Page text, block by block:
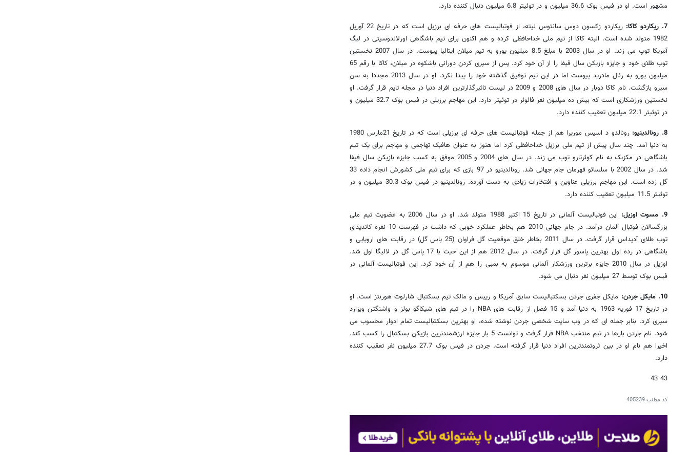
مشهور است. او در فیس بوک 36.6 میلیون و در توئیتر 6.8 میلیون دنبال کننده دارد.
7. ریکاردو کاکا:
ریکاردو زکسون دوس سانتوس لیته، از فوتبالیست های حرفه ای برزیل است که در تاریخ 22 آوریل
1982 متولد شده است. البته کاکا از تیم ملی خداحافظی کرده و هم اکنون برای تیم باشگاهی اورلاندوسیتی در لیگ
آمریکا توپ می زند. او در سال 2003 با مبلغ 8.5 میلیون یورو به تیم میلان ایتالیا پیوست. در سال 2007 نخستین
توپ طلای خود و جایزه بازیکن سال فیفا را از آن خود کرد. پس از سپری کردن دورانی باشکوه در میلان، کاکا با رقم 65
میلیون یورو به رئال مادرید پیوست اما در این تیم توفیق گذشته خود را پیدا نکرد. او در سال 2013 مجددا به سن
سیرو بازگشت. نام کاکا دوبار در سال های 2008 و 2009 در لیست تاثیرگذارترین افراد دنیا در مجله تایم قرار گرفت. او
نخستین ورزشکاری است که بیش ده میلیون نفر فالوئر در توئیتر دارد. این مهاجم برزیلی در فیس بوک 32.7 میلیون و
در توئیتر 22.1 میلیون تعقیب کننده دارد.
8. رونالدینیو:
رونالدو د اسیس موریرا هم از جمله فوتبالیست های حرفه ای برزیلی است که در تاریخ 21مارس 1980
به دنیا آمد. چند سال پیش از تیم ملی برزیل خداحافظی کرد اما هنوز به عنوان هافبک تهاجمی و مهاجم برای یک تیم
باشگاهی در مکزیک به نام کوئرتارو توپ می زند. در سال های 2004 و 2005 موفق به کسب جایزه بازیکن سال فیفا
شد. در سال 2002 با سلسائو قهرمان جام جهانی شد. رونالدینیو در 97 بازی که برای تیم ملی کشورش انجام داده 33
گل زده است. این مهاجم برزیلی عناوین و افتخارات زیادی به دست آورده. رونالدینیو در فیس بوک 30.3 میلیون و در
توئیتر 11.5 میلیون تعقیب کننده دارد.
9. مسوت اوزیل:
این فوتبالیست آلمانی در تاریخ 15 اکتبر 1988 متولد شد. او در سال 2006 به عضویت تیم ملی
بزرگسالان فوتبال آلمان درآمد. در جام جهانی 2010 هم بخاطر عملکرد خوبی که داشت در فهرست 10 نفره کاندیدای
توپ طلای آدیداس قرار گرفت. در سال 2011 بخاطر خلق موقعیت گل فراوان (25 پاس گل) در رقابت های اروپایی و
باشگاهی در رده اول بهترین پاسور گل قرار گرفت. در سال 2012 هم از این حیث با 17 پاس گل در لالیگا اول شد.
اوزیل در سال 2010 جایزه برترین ورزشکار آلمانی موسوم به بمبی را هم از آن خود کرد. این فوتبالیست آلمانی در
فیس بوک توسط 27 میلیون نفر دنبال می شود.
10. مایکل جردن:
مایکل جفری جردن بسکتبالیست سابق آمریکا و رییس و مالک تیم بسکتبال شارلوت هورنتز است. او
در تاریخ 17 فوریه 1963 به دنیا آمد و 15 فصل از رقابت های NBA را در تیم های شیکاگو بولز و واشنگتن ویزارد
سپری کرد. بنابر جمله ای که در وب سایت شخصی جردن نوشته شده، او بهترین بسکتبالیست تمام ادوار محسوب می
شود. نام جردن بارها در تیم منتخب NBA قرار گرفت و توانست 5 بار جایزه ارزشمندترین بازیکن بسکتبال را کسب کند.
اخیرا هم نام او در بین ثروتمندترین افراد دنیا قرار گرفته است. جردن در فیس بوک 27.7 میلیون نفر تعقیب کننده
دارد.
43 43
کد مطلب405239